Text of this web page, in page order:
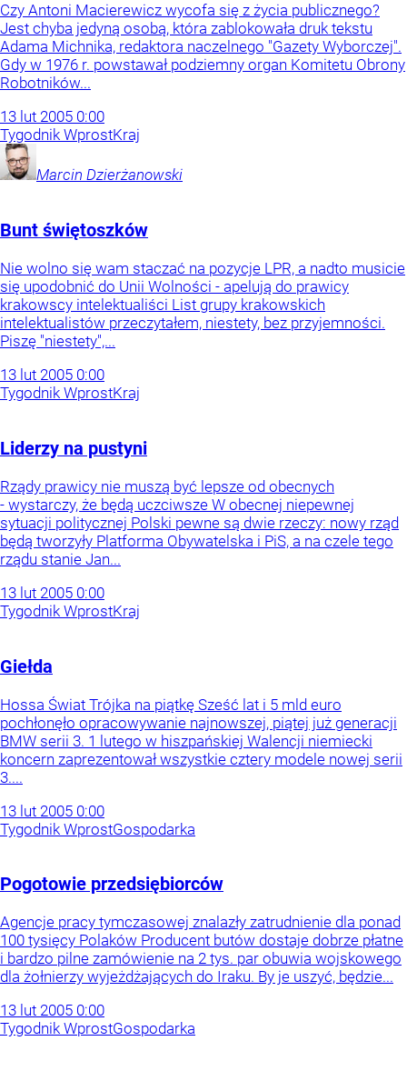
Czy Antoni Macierewicz wycofa się z życia publicznego?
Jest chyba jedyną osobą, która zablokowała druk tekstu
Adama Michnika, redaktora naczelnego "Gazety Wyborczej".
Gdy w 1976 r. powstawał podziemny organ Komitetu Obrony
Robotników...
13 lut 2005 0:00
Tygodnik WprostKraj
Marcin Dzierżanowski
Bunt świętoszków
Nie wolno się wam staczać na pozycje LPR, a nadto musicie
się upodobnić do Unii Wolności - apelują do prawicy
krakowscy intelektualiści List grupy krakowskich
intelektualistów przeczytałem, niestety, bez przyjemności.
Piszę "niestety",...
13 lut 2005 0:00
Tygodnik WprostKraj
Liderzy na pustyni
Rządy prawicy nie muszą być lepsze od obecnych
- wystarczy, że będą uczciwsze W obecnej niepewnej
sytuacji politycznej Polski pewne są dwie rzeczy: nowy rząd
będą tworzyły Platforma Obywatelska i PiS, a na czele tego
rządu stanie Jan...
13 lut 2005 0:00
Tygodnik WprostKraj
Giełda
Hossa Świat Trójka na piątkę Sześć lat i 5 mld euro
pochłonęło opracowywanie najnowszej, piątej już generacji
BMW serii 3. 1 lutego w hiszpańskiej Walencji niemiecki
koncern zaprezentował wszystkie cztery modele nowej serii
3....
13 lut 2005 0:00
Tygodnik WprostGospodarka
Pogotowie przedsiębiorców
Agencje pracy tymczasowej znalazły zatrudnienie dla ponad
100 tysięcy Polaków Producent butów dostaje dobrze płatne
i bardzo pilne zamówienie na 2 tys. par obuwia wojskowego
dla żołnierzy wyjeżdżających do Iraku. By je uszyć, będzie...
13 lut 2005 0:00
Tygodnik WprostGospodarka